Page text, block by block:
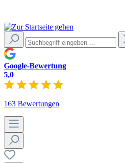
Google-Bewertung
5,0
163 Bewertungen